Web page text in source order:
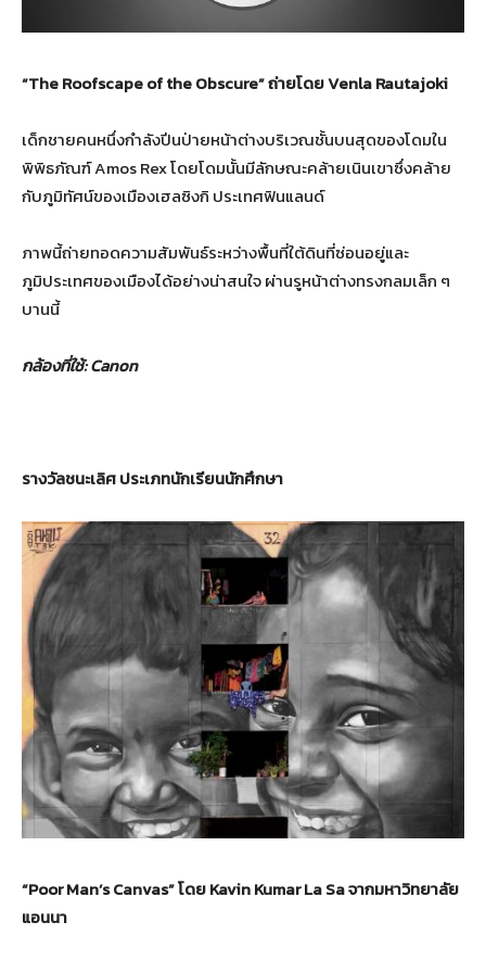
“The Roofscape of the Obscure”ถ่ายโดยVenla Rautajoki
เด็กชายคนหนึ่งกำลังปีนป่ายหน้าต่างบริเวณชั้นบนสุดของโดมใน
พิพิธภัณฑ์ Amos Rex โดยโดมนั้นมีลักษณะคล้ายเนินเขาซึ่งคล้าย
กับภูมิทัศน์ของเมืองเฮลซิงกิ ประเทศฟินแลนด์
ภาพนี้ถ่ายทอดความสัมพันธ์ระหว่างพื้นที่ใต้ดินที่ซ่อนอยู่และ
ภูมิประเทศของเมืองได้อย่างน่าสนใจ ผ่านรูหน้าต่างทรงกลมเล็ก ๆ
บานนี้
กล้องที่ใช้: Canon
รางวัลชนะเลิศ ประเภทนักเรียนนักศึกษา
“Poor Man’s Canvas”โดยKavin Kumar La Saจากมหาวิทยาลัย
แอนนา